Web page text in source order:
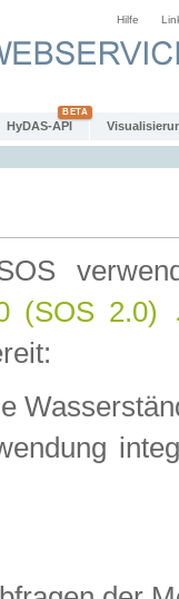
Hilfe
HyDAS-API
SOS
(SOS 2.0)